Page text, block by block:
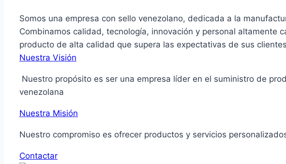
Somos una empresa con sello venezolano, dedicada a la
Combinamos calidad, tecnología, innovación y personal altamente
producto de alta calidad que supera las expectativas de sus
Nuestra Visión
Nuestro propósito es ser una empresa líder en el suministro de
venezolana
Nuestra Misión
Nuestro compromiso es ofrecer productos y servicios
Contactar